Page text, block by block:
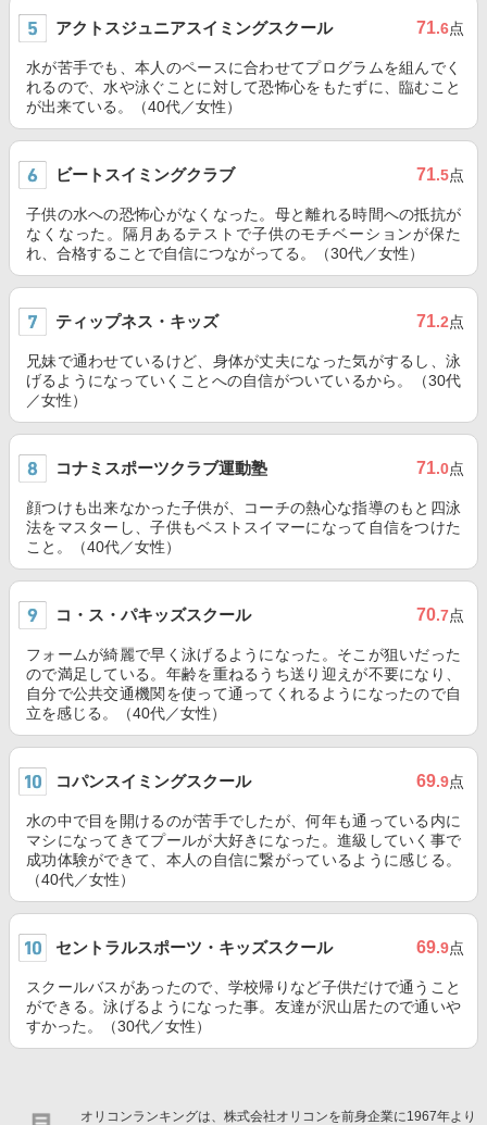
アクトスジュニアスイミングスクール 71.6点
水が苦手でも、本人のペースに合わせてプログラムを組んでく
れるので、水や泳ぐことに対して恐怖心をもたずに、臨むこと
が出来ている。（40代／女性）
ビートスイミングクラブ 71.5点
子供の水への恐怖心がなくなった。母と離れる時間への抵抗が
なくなった。隔月あるテストで子供のモチベーションが保た
れ、合格することで自信につながってる。（30代／女性）
ティップネス・キッズ 71.2点
兄妹で通わせているけど、身体が丈夫になった気がするし、泳
げるようになっていくことへの自信がついているから。（30代
／女性）
コナミスポーツクラブ運動塾 71.0点
顔つけも出来なかった子供が、コーチの熱心な指導のもと四泳
法をマスターし、子供もベストスイマーになって自信をつけた
こと。（40代／女性）
コ・ス・パキッズスクール 70.7点
フォームが綺麗で早く泳げるようになった。そこが狙いだった
ので満足している。年齢を重ねるうち送り迎えが不要になり、
自分で公共交通機関を使って通ってくれるようになったので自
立を感じる。（40代／女性）
コパンスイミングスクール 69.9点
水の中で目を開けるのが苦手でしたが、何年も通っている内に
マシになってきてプールが大好きになった。進級していく事で
成功体験ができて、本人の自信に繋がっているように感じる。
（40代／女性）
セントラルスポーツ・キッズスクール 69.9点
スクールバスがあったので、学校帰りなど子供だけで通うこと
ができる。泳げるようになった事。友達が沢山居たので通いや
すかった。（30代／女性）
オリコンランキングは、株式会社オリコンを前身企業に1967年より